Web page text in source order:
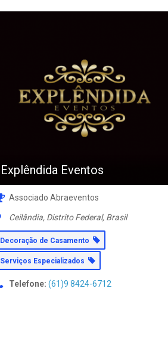
Explêndida Eventos
Associado Abraeventos
Ceilândia, Distrito Federal, Brasil
Decoração de Casamento
Serviços Especializados
Telefone: (61)9 8424-6712